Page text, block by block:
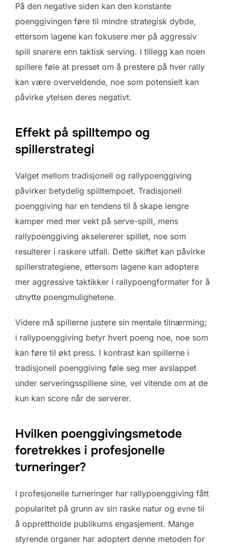
På den negative siden kan den konstante
poenggivingen føre til mindre strategisk dybde,
ettersom lagene kan fokusere mer på aggressiv
spill snarere enn taktisk serving. I tillegg kan noen
spillere føle at presset om å prestere på hver rally
kan være overveldende, noe som potensielt kan
påvirke ytelsen deres negativt.
Effekt på spilltempo og
spillerstrategi
Valget mellom tradisjonell og rallypoenggiving
påvirker betydelig spilltempoet. Tradisjonell
poenggiving har en tendens til å skape lengre
kamper med mer vekt på serve-spill, mens
rallypoenggiving akselererer spillet, noe som
resulterer i raskere utfall. Dette skiftet kan påvirke
spillerstrategiene, ettersom lagene kan adoptere
mer aggressive taktikker i rallypoengformater for å
utnytte poengmulighetene.
Videre må spillerne justere sin mentale tilnærming;
i rallypoenggiving betyr hvert poeng noe, noe som
kan føre til økt press. I kontrast kan spillerne i
tradisjonell poenggiving føle seg mer avslappet
under serveringsspillene sine, vel vitende om at de
kun kan score når de serverer.
Hvilken poenggivingsmetode
foretrekkes i profesjonelle
turneringer?
I profesjonelle turneringer har rallypoenggiving fått
popularitet på grunn av sin raske natur og evne til
å opprettholde publikums engasjement. Mange
styrende organer har adoptert denne metoden for